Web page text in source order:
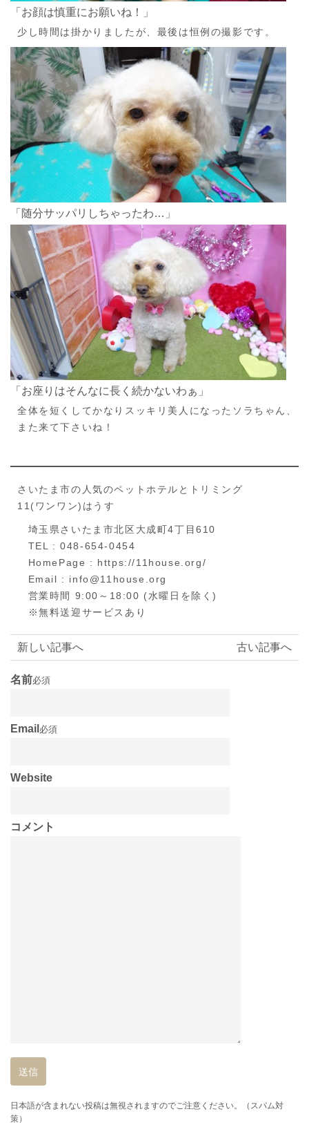
「お顔は慎重にお願いね！」
少し時間は掛かりましたが、最後は恒例の撮影です。
「随分サッパリしちゃったわ…」
「お座りはそんなに長く続かないわぁ」
全体を短くしてかなりスッキリ美人になったソラちゃん、
また来て下さいね！
さいたま市の人気のペットホテルとトリミング
11(ワンワン)はうす
埼玉県さいたま市北区大成町4丁目610
TEL : 048-654-0454
HomePage : https://11house.org/
Email : info@11house.org
営業時間 9:00～18:00 (水曜日を除く)
※無料送迎サービスあり
古い記事へ
新しい記事へ
名前必須
Email 必須
Website
コメント
日本語が含まれない投稿は無視されますのでご注意ください。（スパム対
策）